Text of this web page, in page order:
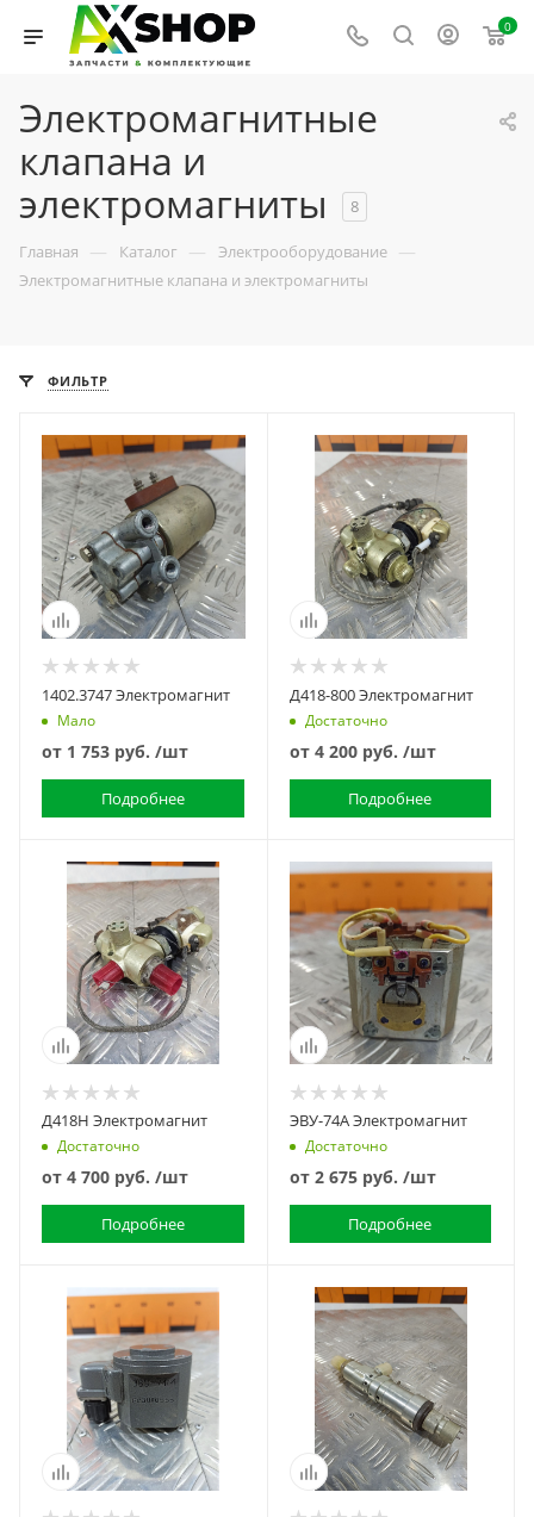
0
Электромагнитные
клапана и
электромагниты
8
Главная — Каталог — Электрооборудование —
Электромагнитные клапана и электромагниты
ФИЛЬТР
1402.3747 Электромагнит
Мало
от 1 753 руб. /шт
Подробнее
Д418-800 Электромагнит
Достаточно
от 4 200 руб. /шт
Подробнее
Д418Н Электромагнит
Достаточно
от 4 700 руб. /шт
Подробнее
ЭВУ-74А Электромагнит
Достаточно
от 2 675 руб. /шт
Подробнее